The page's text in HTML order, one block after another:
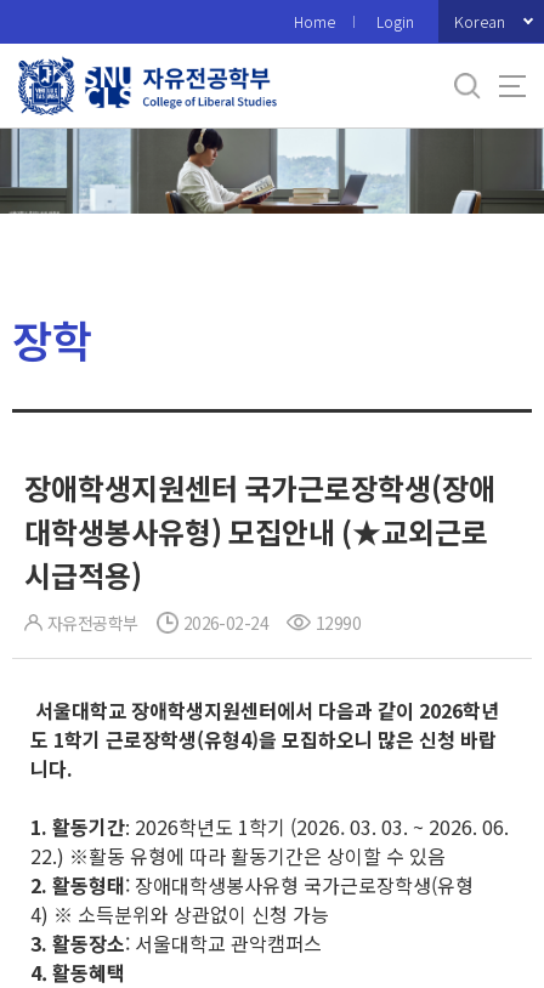
로
메
Home Login Korean
장학
장애학생지원센터 국가근로장학생(장애
대학생봉사유형) 모집안내 (★교외근로
시급적용)
자유전공학부 2026-02-24 12990
서울대학교 장애학생지원센터에서 다음과 같이 2026학년
도 1학기 근로장학생(유형4)을 모집하오니 많은 신청 바랍
니다.
1. 활동기간: 2026학년도 1학기 (2026. 03. 03. ~ 2026. 06.
22.) ※활동 유형에 따라 활동기간은 상이할 수 있음
2. 활동형태: 장애대학생봉사유형 국가근로장학생(유형
4) ※ 소득분위와 상관없이 신청 가능
3. 활동장소: 서울대학교 관악캠퍼스
4. 활동혜택